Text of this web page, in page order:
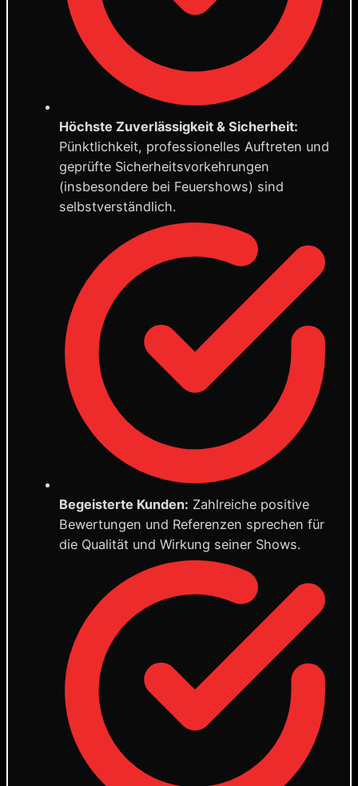
Höchste Zuverlässigkeit & Sicherheit:
Pünktlichkeit, professionelles Auftreten und
geprüfte Sicherheitsvorkehrungen
(insbesondere bei Feuershows) sind
selbstverständlich.
Begeisterte Kunden: Zahlreiche positive
Bewertungen und Referenzen sprechen für
die Qualität und Wirkung seiner Shows.